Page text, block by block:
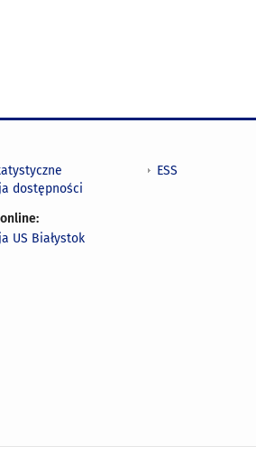
dostępności
US Białystok
ESS